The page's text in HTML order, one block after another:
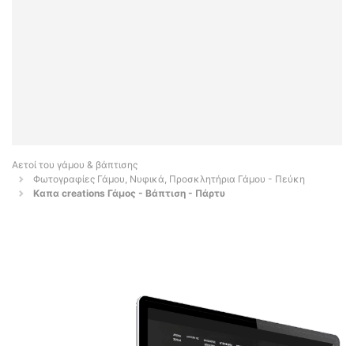
Αετοί του γάμου & βάπτισης
Φωτογραφίες Γάμου, Νυφικά, Προσκλητήρια Γάμου - Πεύκη
Καπα creations Γάμος - Βάπτιση - Πάρτυ